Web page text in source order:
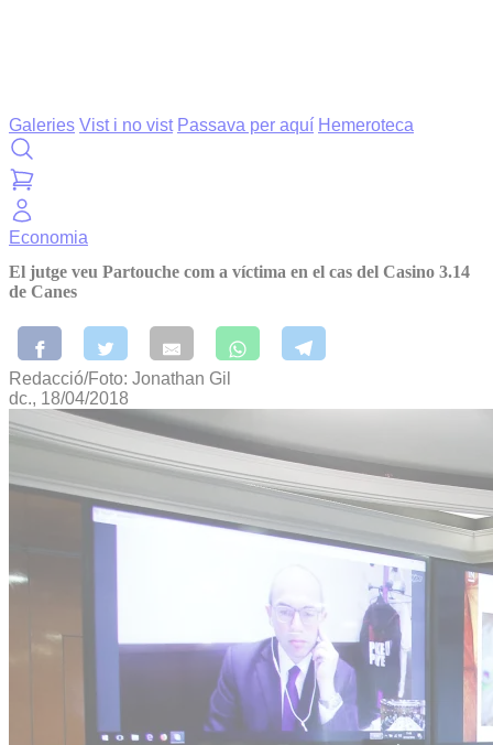
Galeries Vist i no vist Passava per aquí Hemeroteca
Economia
El jutge veu Partouche com a víctima en el cas del Casino 3.14
de Canes
Redacció/Foto: Jonathan Gil
dc., 18/04/2018